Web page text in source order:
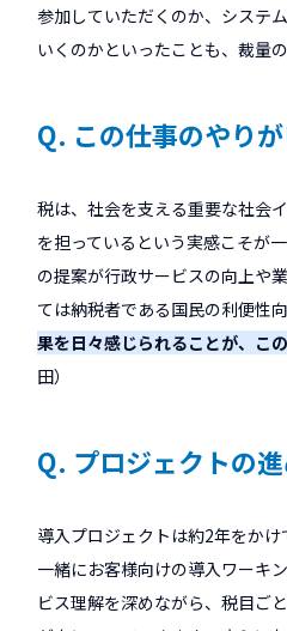
参加していただくのか、システ
いくのかといったことも、裁量
Q. この仕事のやり
税は、社会を支える重要な社会
を担っているという実感こそが
の提案が行政サービスの向上や
ては納税者である国民の利便性向
果を日々感じられることが、こ
田）
Q. プロジェクトの
導入プロジェクトは約2年をか
一緒にお客様向けの導入ワーキ
ビス理解を深めながら、税目ご